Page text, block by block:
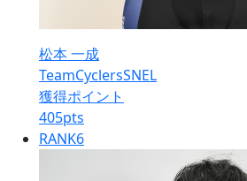
松本 一成
TeamCyclersSNEL
獲得ポイント
405pts
RANK6